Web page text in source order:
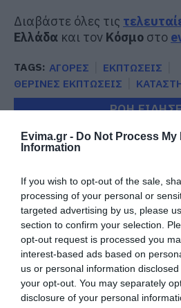
Evima.gr - Do Not Process My
Information
If you wish to opt-out of the sale,
processing of your personal or
targeted advertising by us, please
section to confirm your selection.
opt-out request is processed you
interest-based ads based on
us or personal information
your opt-out. You may separately
disclosure of your personal
Διαβάστε όλες τις
Ελλάδα και τον Κόσμο στο
TAGS: ΑΓΟΡΕΣ
ΕΚΠΤΩΣΕΙΣ
ΘΕΡΙΝΕΣ ΕΚΠΤΩΣΕΙΣ
ΡΟΗ
Εύβοια: Έργα οδοποιίας 2,4
ευρώ – Ποιοι δρόμοι αλλάζουν
Τουρισμός για Όλους 2026-
Ποιοι κάνουν αίτηση σήμερα –
Έως 600 ευρώ η επιδότηση
09.08.2026 | 14:40
Έκτακτα μέτρα και
σήμερα στην Εύβοια – Μεγάλη